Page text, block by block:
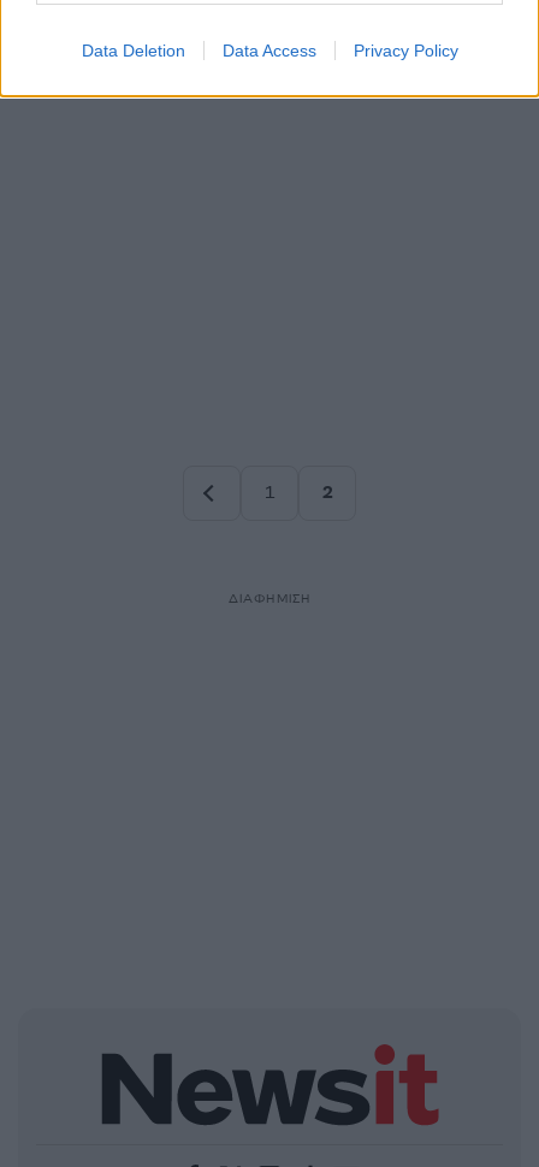
Data Deletion Data Access Privacy Policy
1
2
ΔΙΑΦΗΜΙΣΗ